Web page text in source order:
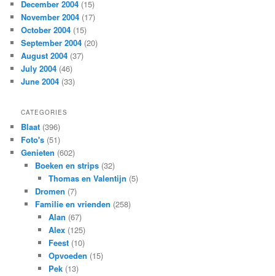
December 2004 (15)
November 2004 (17)
October 2004 (15)
September 2004 (20)
August 2004 (37)
July 2004 (46)
June 2004 (33)
CATEGORIES
Blaat (396)
Foto's (51)
Genieten (602)
Boeken en strips(32)
Thomas en Valentijn (5)
Dromen (7)
Familie en vrienden (258)
Alan (67)
Alex (125)
Feest (10)
Opvoeden (15)
Pek (13)